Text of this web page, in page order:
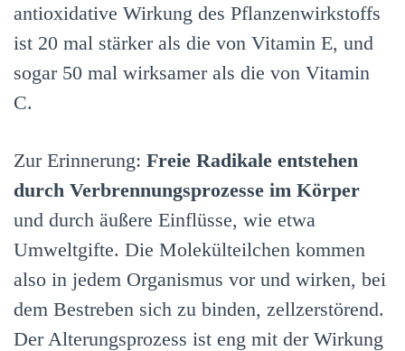
antioxidative Wirkung des Pflanzenwirkstoffs
ist 20 mal stärker als die von Vitamin E, und
sogar 50 mal wirksamer als die von Vitamin
C.
Zur Erinnerung: Freie Radikale entstehen
durch Verbrennungsprozesse im Körper
und durch äußere Einflüsse, wie etwa
Umweltgifte. Die Molekülteilchen kommen
also in jedem Organismus vor und wirken, bei
dem Bestreben sich zu binden, zellzerstörend.
Der Alterungsprozess ist eng mit der Wirkung